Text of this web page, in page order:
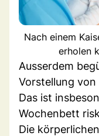
Nach einem
erholen
Ausserdem
Vorstellung von
Das ist
Wochenbett
Die